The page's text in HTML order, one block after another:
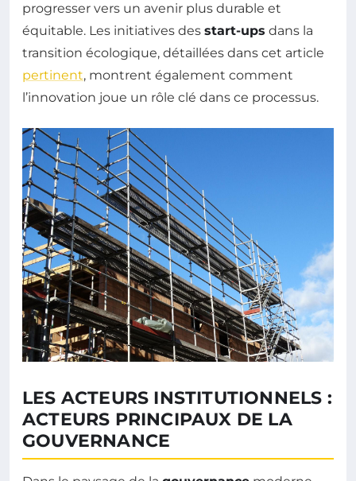
progresser vers un avenir plus durable et
équitable. Les initiatives des start-ups dans la
transition écologique, détaillées dans cet article
pertinent, montrent également comment
l’innovation joue un rôle clé dans ce processus.
LES ACTEURS INSTITUTIONNELS :
ACTEURS PRINCIPAUX DE LA
GOUVERNANCE